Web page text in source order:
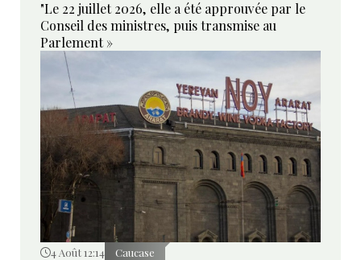
"Le 22 juillet 2026, elle a été approuvée par le
Conseil des ministres, puis transmise au
Parlement »
4 Août 12:14 Caucase